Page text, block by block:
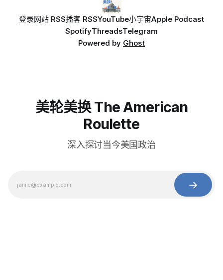
登录网站 RSS播客 RSSYouTube小宇宙Apple Podcast
SpotifyThreadsTelegram
Powered by Ghost
美轮美换 The American
Roulette
深入探讨当今美国政治